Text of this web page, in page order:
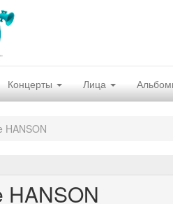
Концерты Лица
HANSON
HANSON